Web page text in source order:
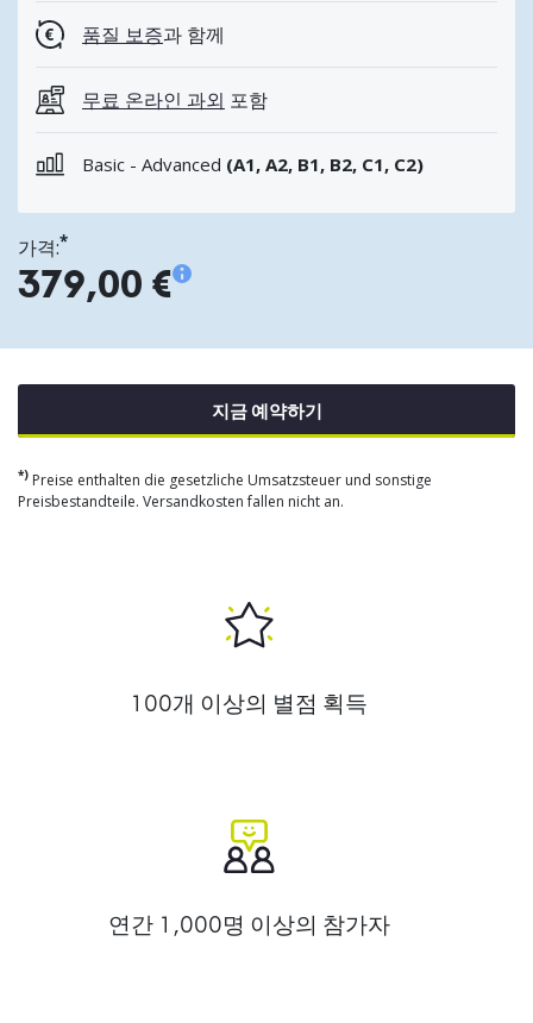
품질 보증과 함께
무료 온라인 과외 포함
Basic - Advanced (A1, A2, B1, B2, C1, C2)
가격:*
379,00 €
지금 예약하기
*) Preise enthalten die gesetzliche Umsatzsteuer und sonstige
Preisbestandteile. Versandkosten fallen nicht an.
100개 이상의 별점 획득
연간 1,000명 이상의 참가자